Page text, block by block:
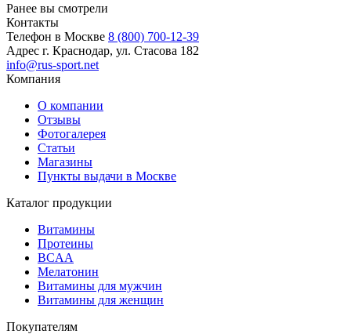
Ранее вы смотрели
Контакты
Телефон в Москве 8 (800) 700-12-39
Адрес г. Краснодар, ул. Стасова 182
info@rus-sport.net
Компания
О компании
Отзывы
Фотогалерея
Статьи
Магазины
Пункты выдачи в Москве
Каталог продукции
Витамины
Протеины
BCAA
Мелатонин
Витамины для мужчин
Витамины для женщин
Покупателям